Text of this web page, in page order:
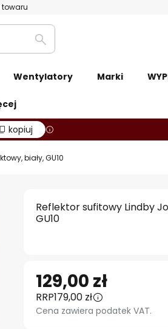
Szukaj
Wentylatory Marki
kopiuj
biały, GU10
Reflektor sufitowy Lindby
GU10
129,00 zł
RRP179,00 zł
Cena zawiera podatek VAT.